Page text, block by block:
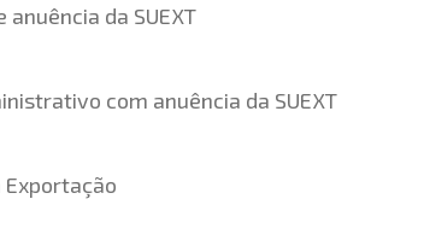
da SUEXT
com anuência da SUEXT